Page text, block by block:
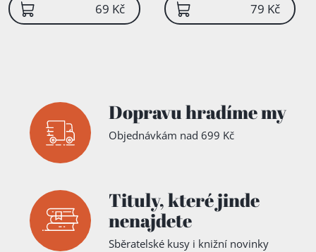
69 Kč 79 Kč
Dopravu hradíme my
Objednávkám nad 699 Kč
Tituly,které jinde
nenajdete
Sběratelské kusy i knižní novinky